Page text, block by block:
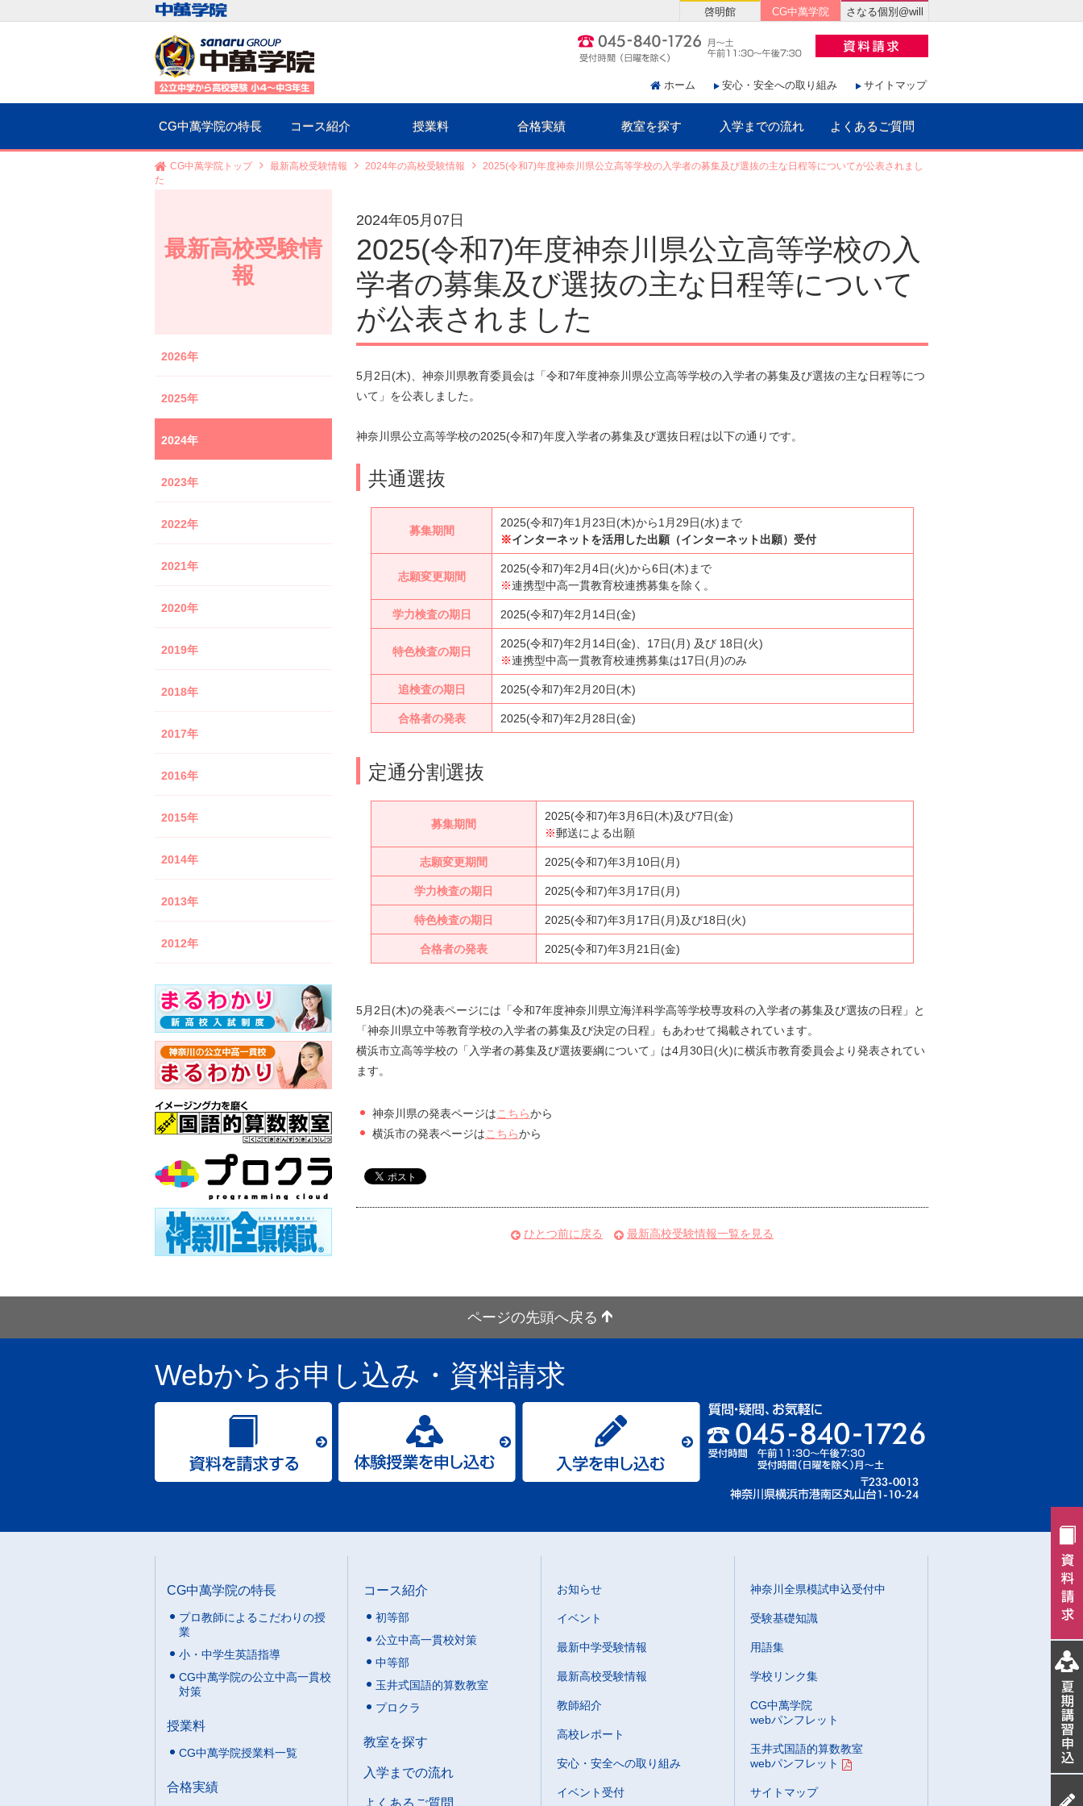
ホーム 安心・安全への取り組み サイトマップ
CG中萬学院の特長 コース紹介 授業料 合格実績 教室を探す 入学までの流れ よくあるご質問
啓明館 CG中萬学院 さなる個別@will
CG中萬学院トップ 最新高校受験情報 2024年の高校受験情報
2025(令和7)年度神奈川県公立高等学校の入学者の募集及び選抜の主な日程等についてが公表されまし
た
2024年05月07日
2025(令和7)年度神奈川県公立高等学校の入
学者の募集及び選抜の主な日程等について
が公表されました
5月2日(木)、神奈川県教育委員会は「令和7年度神奈川県公立高等学校の入学者の募集及び選抜の主な日程等につ
いて」を公表しました。
神奈川県公立高等学校の2025(令和7)年度入学者の募集及び選抜日程は以下の通りです。
共通選抜
募集期間
2025(令和7)年1月23日(木)から1月29日(水)まで
※インターネットを活用した出願（インターネット出願）受付
志願変更期間
2025(令和7)年2月4日(火)から6日(木)まで
※連携型中高一貫教育校連携募集を除く。
学力検査の期日 2025(令和7)年2月14日(金)
特色検査の期日
2025(令和7)年2月14日(金)、17日(月) 及び 18日(火)
※連携型中高一貫教育校連携募集は17日(月)のみ
追検査の期日 2025(令和7)年2月20日(木)
合格者の発表 2025(令和7)年2月28日(金)
定通分割選抜
募集期間
2025(令和7)年3月6日(木)及び7日(金)
※郵送による出願
志願変更期間 2025(令和7)年3月10日(月)
学力検査の期日 2025(令和7)年3月17日(月)
特色検査の期日 2025(令和7)年3月17日(月)及び18日(火)
合格者の発表 2025(令和7)年3月21日(金)
5月2日(木)の発表ページには「令和7年度神奈川県立海洋科学高等学校専攻科の入学者の募集及び選抜の日程」と
「神奈川県立中等教育学校の入学者の募集及び決定の日程」もあわせて掲載されています。
横浜市立高等学校の「入学者の募集及び選抜要綱について」は4月30日(火)に横浜市教育委員会より発表されてい
ます。
神奈川県の発表ページはこちらから
横浜市の発表ページはこちらから
ひとつ前に戻る 最新高校受験情報一覧を見る
最新高校受験情
報
2026年
2025年
2024年
2023年
2022年
2021年
2020年
2019年
2018年
2017年
2016年
2015年
2014年
2013年
2012年
ページの先頭へ戻る
Webからお申し込み ・資料請求
CG中萬学院の特長
プロ教師によるこだわりの授
業
小・中学生英語指導
CG中萬学院の公立中高一貫校
対策
授業料
CG中萬学院授業料一覧
合格実績
コース紹介
初等部
公立中高一貫校対策
中等部
玉井式国語的算数教室
プロクラ
教室を探す
入学までの流れ
よくあるご質問
お知らせ
イベント
最新中学受験情報
最新高校受験情報
教師紹介
高校レポート
安心・安全への取り組み
イベント受付
神奈川全県模試申込受付中
受験基礎知識
用語集
学校リンク集
CG中萬学院
webパンフレット
玉井式国語的算数教室
webパンフレット
サイトマップ